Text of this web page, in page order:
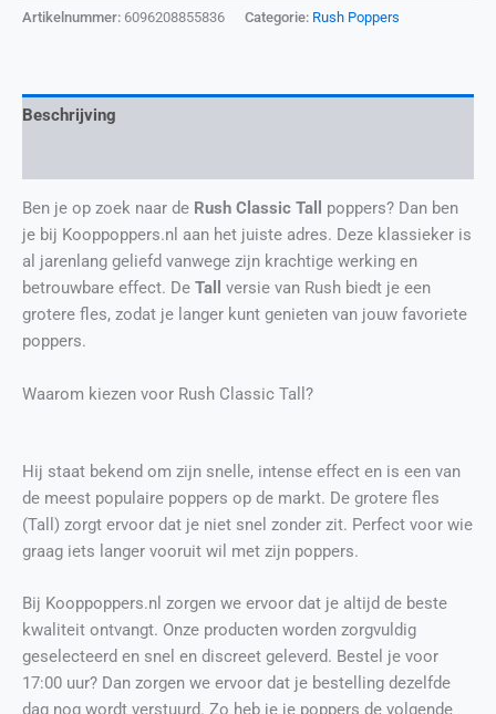
Artikelnummer: 6096208855836 Categorie: Rush Poppers
Beschrijving
Ben je op zoek naar de Rush Classic Tall
poppers? Dan ben
je bij Kooppoppers.nl aan het juiste adres. Deze klassieker is
al jarenlang geliefd vanwege zijn krachtige werking en
betrouwbare effect. De Tall
versie van Rush biedt je een
grotere fles, zodat je langer kunt genieten van jouw favoriete
poppers.
Waarom kiezen voor Rush Classic Tall?
Hij staat bekend om zijn snelle, intense effect en is een van
de meest populaire poppers op de markt. De grotere fles
(Tall) zorgt ervoor dat je niet snel zonder zit. Perfect voor wie
graag iets langer vooruit wil met zijn poppers.
Bij Kooppoppers.nl zorgen we ervoor dat je altijd de beste
kwaliteit ontvangt. Onze producten worden zorgvuldig
geselecteerd en snel en discreet geleverd. Bestel je voor
17:00 uur? Dan zorgen we ervoor dat je bestelling dezelfde
dag nog wordt verstuurd. Zo heb je je poppers de volgende